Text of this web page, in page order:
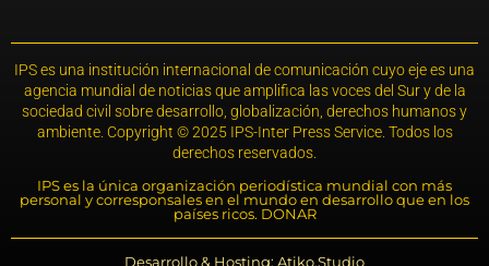
IPS es una institución internacional de comunicación cuyo eje es una
agencia mundial de noticias que amplifica las voces del Sur y de la
sociedad civil sobre desarrollo, globalización, derechos humanos y
ambiente. Copyright © 2025 IPS-Inter Press Service. Todos los
derechos reservados.
IPS es la única organización periodística mundial con más
personal y corresponsales en el mundo en desarrollo que en los
países ricos. DONAR
Desarrollo & Hosting: Atiko.Studio